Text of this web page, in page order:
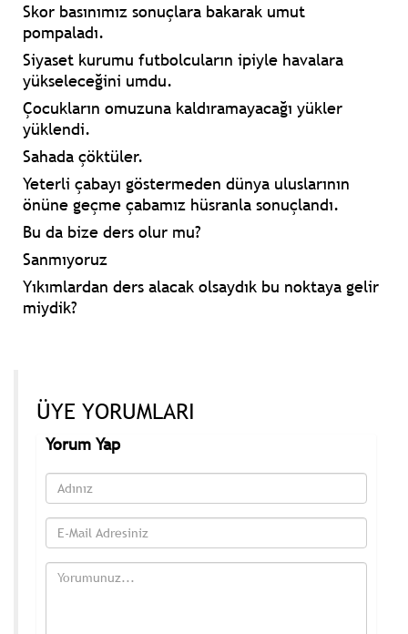
Skor basınımız sonuçlara bakarak umut
pompaladı.
Siyaset kurumu futbolcuların ipiyle havalara
yükseleceğini umdu.
Çocukların omuzuna kaldıramayacağı yükler
yüklendi.
Sahada çöktüler.
Yeterli çabayı göstermeden dünya uluslarının
önüne geçme çabamız hüsranla sonuçlandı.
Bu da bize ders olur mu?
Sanmıyoruz
Yıkımlardan ders alacak olsaydık bu noktaya gelir
miydik?
ÜYE YORUMLARI
Yorum Yap